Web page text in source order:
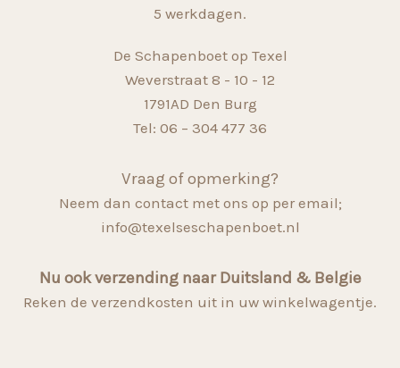
5 werkdagen.
De Schapenboet op Texel
Weverstraat 8 - 10 - 12
1791AD Den Burg
Tel: 06 – 304 477 36
Vraag of opmerking?
Neem dan contact met ons op per email;
info@texelseschapenboet.nl
Nu ook verzending naar Duitsland & Belgie
Reken de verzendkosten uit in uw winkelwagentje.